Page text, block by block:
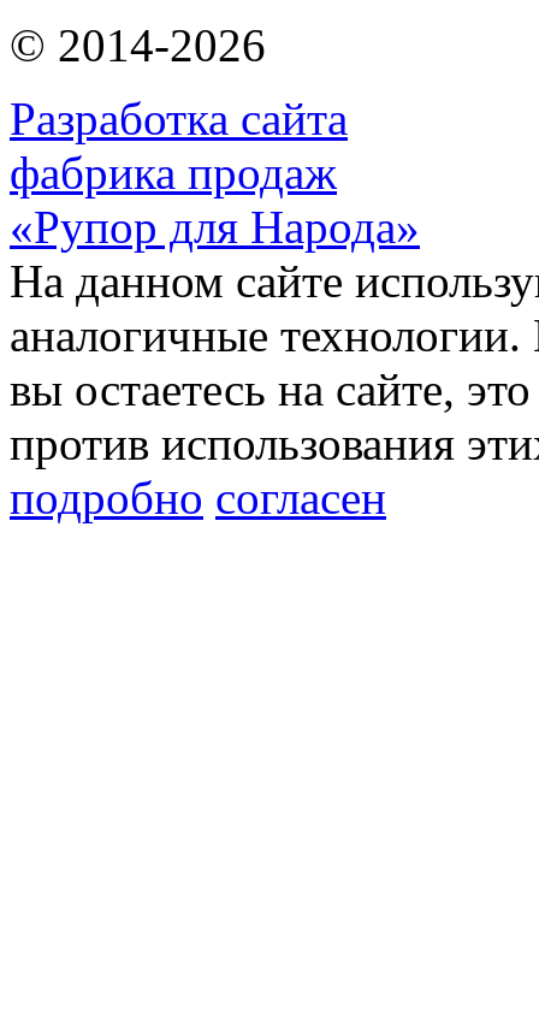
© 2014-2026
Разработка сайта
фабрика продаж
«Рупор для Народа»
На данном сайте
аналогичные
вы остаетесь на сайте,
против использования
подробно согласен